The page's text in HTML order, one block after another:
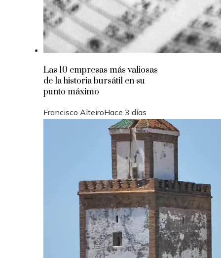
Las 10 empresas más valiosas
de la historia bursátil en su
punto máximo
Francisco AlteiroHace 3 días